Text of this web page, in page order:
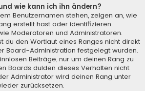
wie kann ich ihn ändern?
Benutzernamen stehen, zeigen an, wie
erstellt hast oder identifizieren
Moderatoren und Administratoren.
du den Wortlaut eines Ranges nicht direkt
Board-Administration festgelegt wurden.
Beiträge, nur um deinen Rang zu
Boards dulden dieses Verhalten nicht
Administrator wird deinen Rang unter
zurücksetzen.